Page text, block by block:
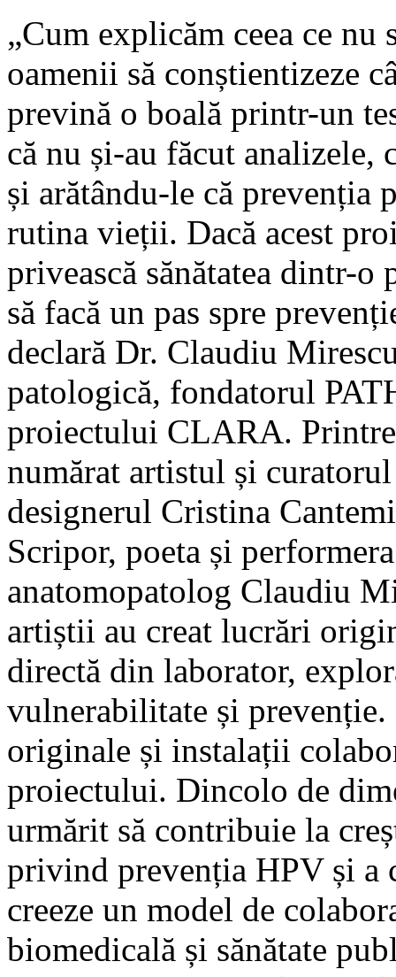
„Cum explicăm ceea ce nu
oamenii să conștientizeze
prevină o boală printr-un
că nu și-au făcut analizele,
și arătându-le că prevenția
rutina vieții. Dacă acest
privească sănătatea dintr-o
să facă un pas spre
declară Dr. Claudiu
patologică, fondatorul
proiectului CLARA.
numărat artistul și
designerul Cristina
Scripor, poeta și
anatomopatolog Claudiu
artiștii au creat lucrări
directă din laborator,
vulnerabilitate și
originale și instalații
proiectului. Dincolo de
urmărit să contribuie la
privind prevenția HPV și a
creeze un model de
biomedicală și sănătate